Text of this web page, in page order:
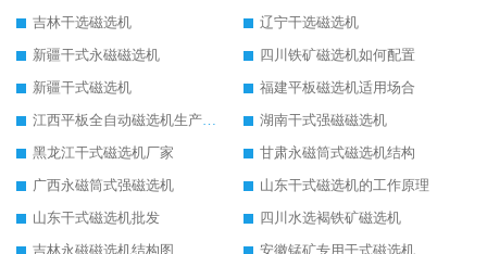
吉林干选磁选机
辽宁干选磁选机
新疆干式永磁磁选机
四川铁矿磁选机如何配置
新疆干式磁选机
福建平板磁选机适用场合
江西平板全自动磁选机生产厂家
湖南干式强磁磁选机
黑龙江干式磁选机厂家
甘肃永磁筒式磁选机结构
广西永磁筒式强磁选机
山东干式磁选机的工作原理
山东干式磁选机批发
四川水选褐铁矿磁选机
吉林永磁磁选机结构图
安徽锰矿专用干式磁选机